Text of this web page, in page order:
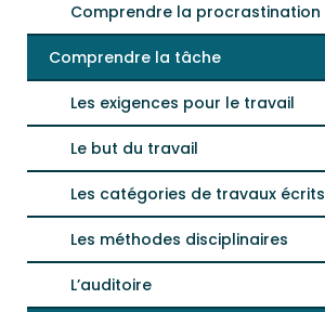
Comprendre la procrastination
Comprendre la tâche
Les exigences pour le travail
Le but du travail
Les catégories de travaux écrits
Les méthodes disciplinaires
L’auditoire